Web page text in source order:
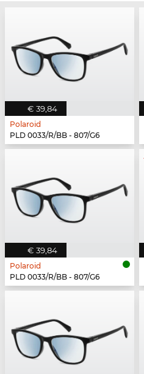
€ 39,84
Polaroid
PLD 0033/R/BB - 807/G6
€ 39,84
Polaroid
PLD 0033/R/BB - 807/G6